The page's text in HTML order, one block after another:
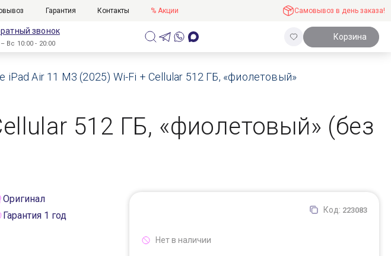
Гарантия Контакты % Акции Самовывоз в день заказа!
звонок
Вс 10:00 - 20:00
Корзина
iPad Air 11 M3 (2025) Wi-Fi + Cellular 512 ГБ, «фиолетовый»
512 ГБ, «фиолетовый» (без
Оригинал
Гарантия 1 год Код: 223083
Нет в наличии